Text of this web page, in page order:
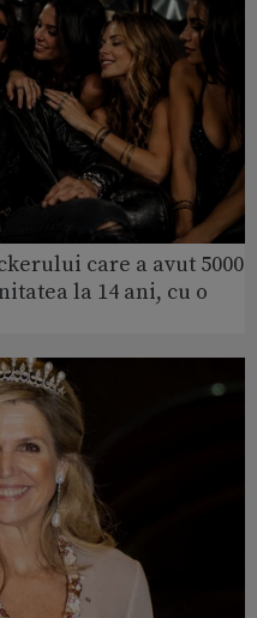
care a avut 5000
la 14 ani, cu o